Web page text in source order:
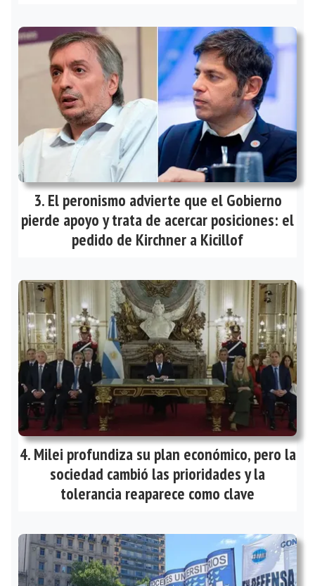
El peronismo advierte que el Gobierno
pierde apoyo y trata de acercar posiciones: el
pedido de Kirchner a Kicillof
Milei profundiza su plan económico, pero la
sociedad cambió las prioridades y la
tolerancia reaparece como clave